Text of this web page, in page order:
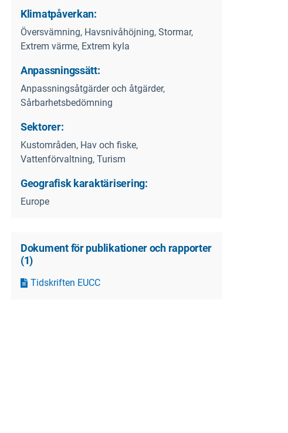
Klimatpåverkan:
Översvämning, Havsnivåhöjning, Stormar,
Extrem värme, Extrem kyla
Anpassningssätt:
Anpassningsåtgärder och åtgärder,
Sårbarhetsbedömning
Sektorer:
Kustområden, Hav och fiske,
Vattenförvaltning, Turism
Geografisk karaktärisering:
Europe
Dokument för publikationer och rapporter
(1)
Tidskriften EUCC